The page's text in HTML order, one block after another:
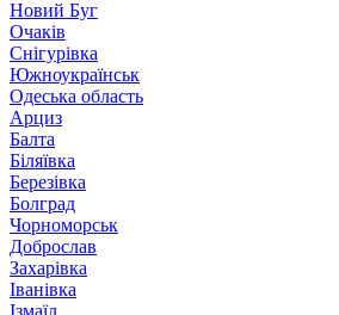
Новий Буг
Очаків
Снігурівка
Южноукраїнськ
Одеська область
Арциз
Балта
Біляївка
Березівка
Болград
Чорноморськ
Доброслав
Захарівка
Іванівка
Ізмаїл